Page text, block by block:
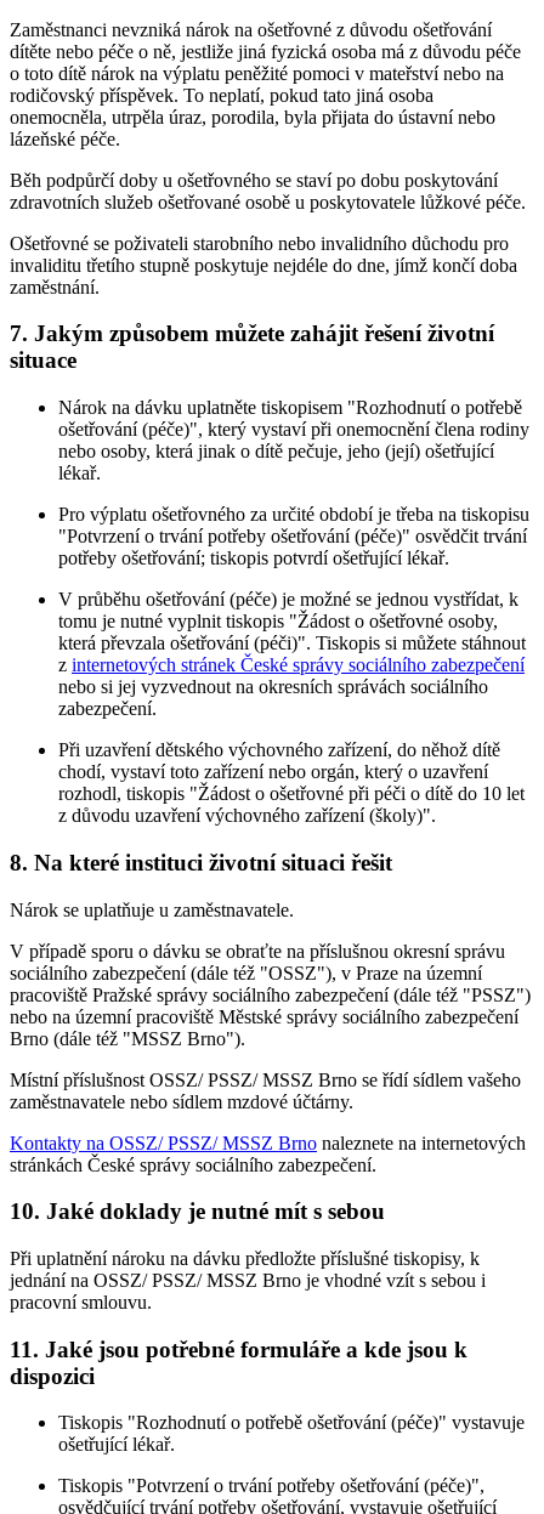
Zaměstnanci nevzniká nárok na ošetřovné z důvodu ošetřování
dítěte nebo péče o ně, jestliže jiná fyzická osoba má z důvodu péče
o toto dítě nárok na výplatu peněžité pomoci v mateřství nebo na
rodičovský příspěvek. To neplatí, pokud tato jiná osoba
onemocněla, utrpěla úraz, porodila, byla přijata do ústavní nebo
lázeňské péče.
Běh podpůrčí doby u ošetřovného se staví po dobu poskytování
zdravotních služeb ošetřované osobě u poskytovatele lůžkové péče.
Ošetřovné se poživateli starobního nebo invalidního důchodu pro
invaliditu třetího stupně poskytuje nejdéle do dne, jímž končí doba
zaměstnání.
7. Jakým způsobem můžete zahájit řešení životní
situace
Nárok na dávku uplatněte tiskopisem "Rozhodnutí o potřebě
ošetřování (péče)", který vystaví při onemocnění člena rodiny
nebo osoby, která jinak o dítě pečuje, jeho (její) ošetřující
lékař.
Pro výplatu ošetřovného za určité období je třeba na tiskopisu
"Potvrzení o trvání potřeby ošetřování (péče)" osvědčit trvání
potřeby ošetřování; tiskopis potvrdí ošetřující lékař.
V průběhu ošetřování (péče) je možné se jednou vystřídat, k
tomu je nutné vyplnit tiskopis "Žádost o ošetřovné osoby,
která převzala ošetřování (péči)". Tiskopis si můžete stáhnout
z internetových stránek České správy sociálního zabezpečení
nebo si jej vyzvednout na okresních správách sociálního
zabezpečení.
Při uzavření dětského výchovného zařízení, do něhož dítě
chodí, vystaví toto zařízení nebo orgán, který o uzavření
rozhodl, tiskopis "Žádost o ošetřovné při péči o dítě do 10 let
z důvodu uzavření výchovného zařízení (školy)".
8. Na které instituci životní situaci řešit
Nárok se uplatňuje u zaměstnavatele.
V případě sporu o dávku se obraťte na příslušnou okresní správu
sociálního zabezpečení (dále též "OSSZ"), v Praze na územní
pracoviště Pražské správy sociálního zabezpečení (dále též "PSSZ")
nebo na územní pracoviště Městské správy sociálního zabezpečení
Brno (dále též "MSSZ Brno").
Místní příslušnost OSSZ/ PSSZ/ MSSZ Brno se řídí sídlem vašeho
zaměstnavatele nebo sídlem mzdové účtárny.
Kontakty na OSSZ/ PSSZ/ MSSZ Brno naleznete na internetových
stránkách České správy sociálního zabezpečení.
10. Jaké doklady je nutné mít s sebou
Při uplatnění nároku na dávku předložte příslušné tiskopisy, k
jednání na OSSZ/ PSSZ/ MSSZ Brno je vhodné vzít s sebou i
pracovní smlouvu.
11. Jaké jsou potřebné formuláře a kde jsou k
dispozici
Tiskopis "Rozhodnutí o potřebě ošetřování (péče)" vystavuje
ošetřující lékař.
Tiskopis "Potvrzení o trvání potřeby ošetřování (péče)",
osvědčující trvání potřeby ošetřování, vystavuje ošetřující